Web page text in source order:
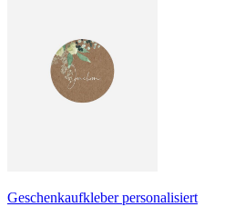
Geschenkaufkleber personalisiert